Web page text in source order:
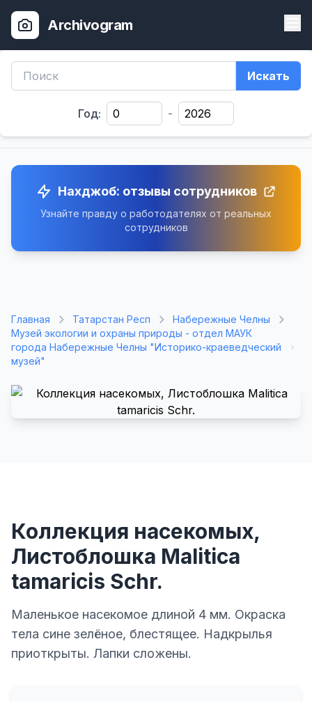
Archivogram
Искать
Год: -
Нахджоб: отзывы сотрудников
Узнайте правду о работодателях от реальных
сотрудников
Главная Татарстан Респ
Набережные Челны
Музей экологии и охраны природы - отдел МАУК
города Набережные Челны "Историко-краеведческий
музей"
Коллекция насекомых,
Листоблошка Malitica
tamaricis Schr.
Маленькое насекомое длиной 4 мм. Окраска
тела сине зелёное, блестящее. Надкрылья
приоткрыты. Лапки сложены.